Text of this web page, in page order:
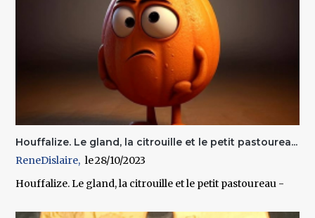
Houffalize. Le gland, la citrouille et le petit pastourea...
ReneDislaire
28/10/2023
Houffalize. Le gland, la citrouille et le petit pastoureau -